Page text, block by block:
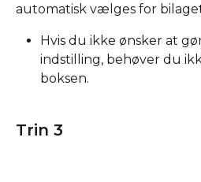
automatisk vælges for
Hvis du ikke ønsker at
indstilling, behøver du
boksen.
Trin 3